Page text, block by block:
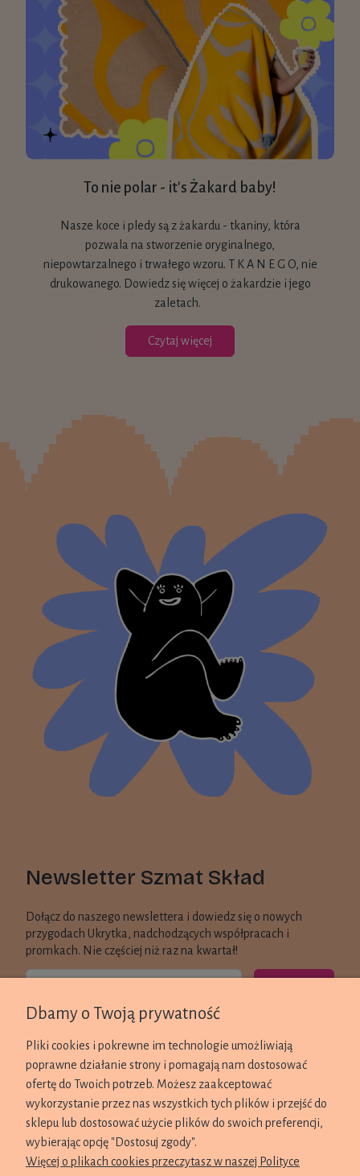
To nie polar - it's Żakard baby!
Nasze koce i pledy są z żakardu - tkaniny, która
pozwala na stworzenie oryginalnego,
niepowtarzalnego i trwałego wzoru. T K A N E G O, nie
drukowanego. Dowiedz się więcej o żakardzie i jego
zaletach.
Czytaj więcej
Newsletter Szmat Skład
Dołącz do naszego newslettera i dowiedz się o nowych
przygodach Ukrytka, nadchodzących współpracach i
promkach. Nie częściej niż raz na kwartał!
KONTAKT
ZAKUPY
REGULAMINY
Dbamy o Twoją prywatność
Pliki cookies i pokrewne im technologie umożliwiają
poprawne działanie strony i pomagają nam dostosować
ofertę do Twoich potrzeb. Możesz zaakceptować
wykorzystanie przez nas wszystkich tych plików i przejść do
sklepu lub dostosować użycie plików do swoich preferencji,
wybierając opcję "Dostosuj zgody".
Więcej o plikach cookies przeczytasz w naszej Polityce